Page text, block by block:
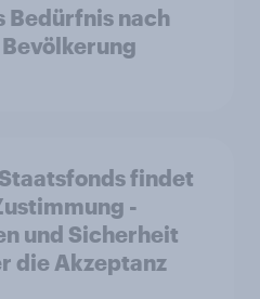
Bedürfnis nach
findet
-
und Sicherheit
die Akzeptanz